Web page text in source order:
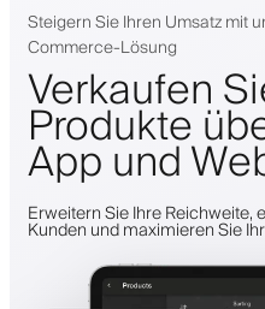
Steigern Sie Ihren Umsatz mit
Commerce-Lösung
Verkaufen
Produkte
App und
Erweitern Sie Ihre Reichweite,
Kunden und maximieren Sie